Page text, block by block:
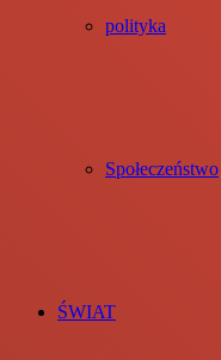
polityka
Społeczeństwo
ŚWIAT